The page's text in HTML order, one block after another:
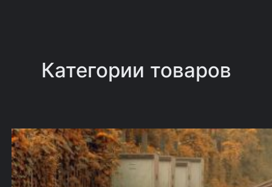
Категории товаров